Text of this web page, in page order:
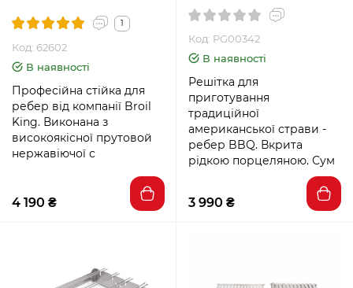
1
Код: 62602
В наявності
Професійна стійка для
ребер від компанії Broil
King. Виконана з
високоякісної прутовой
нержавіючої с
4 190 ₴
Код: PG00342
В наявності
Решітка для
приготування
традиційної
американської страви -
ребер BBQ. Вкрита
рідкою порцеляною. Сум
3 990 ₴